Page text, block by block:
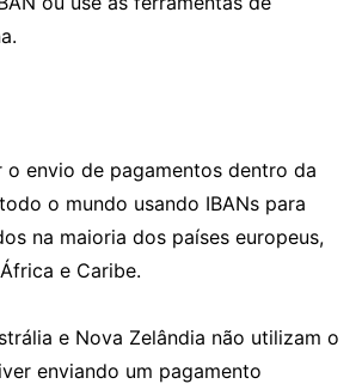
envio de pagamentos dentro da
o mundo usando IBANs para
na maioria dos países europeus,
e Caribe.
e Nova Zelândia não utilizam o
enviando um pagamento